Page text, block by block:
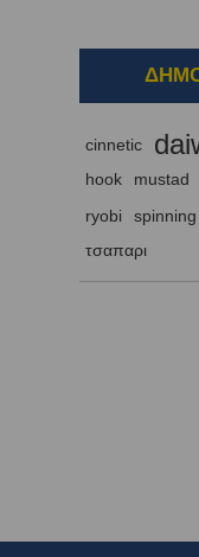
cinnetic
hook mustad
ryobi spinning
τσαπαρι